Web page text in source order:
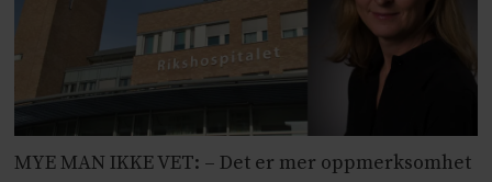
MYE MAN IKKE VET: – Det er mer oppmerksomhet